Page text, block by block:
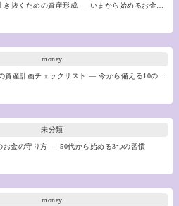
き抜くための資産形成 ― いまから始めるお金…
money
資産計画チェックリスト ― 今から備える10の…
未分類
お金の守り方 ― 50代から始める3つの習慣
money